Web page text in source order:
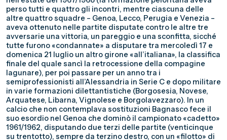
perso tutti e quattro gli incontri, mentre ciascuna delle
altre quattro squadre – Genoa, Lecco, Perugia e Venezia –
aveva ottenuto nelle partite disputate contro le altre tre
avversarie una vittoria, un pareggio e una sconfitta, sicché
tutte furono «condannate» a disputare tra mercoledì 17 e
domenica 21 luglio un altro girone «all’italiana», la classifica
finale del quale sancì la retrocessione della compagine
lagunare), per poi passare per un anno tra i
semiprofessionisti all’Alessandria in Serie C e dopo militare
in varie formazioni dilettantistiche (Borgosesia, Novese,
Arquatese, Libarna, Vignolese e Borgolavezzaro). In un
calcio che non contemplava sostituzioni Bagnasco fece il
suo esordio nel Genoa che dominò il campionato «cadetto»
1961/1962, disputando due terzi delle partite (venticinque
su trentotto), sempre da terzino destro, con un «filotto» di